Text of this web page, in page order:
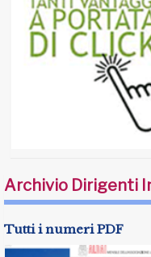
Archivio Dirigenti
Tutti i numeri PDF